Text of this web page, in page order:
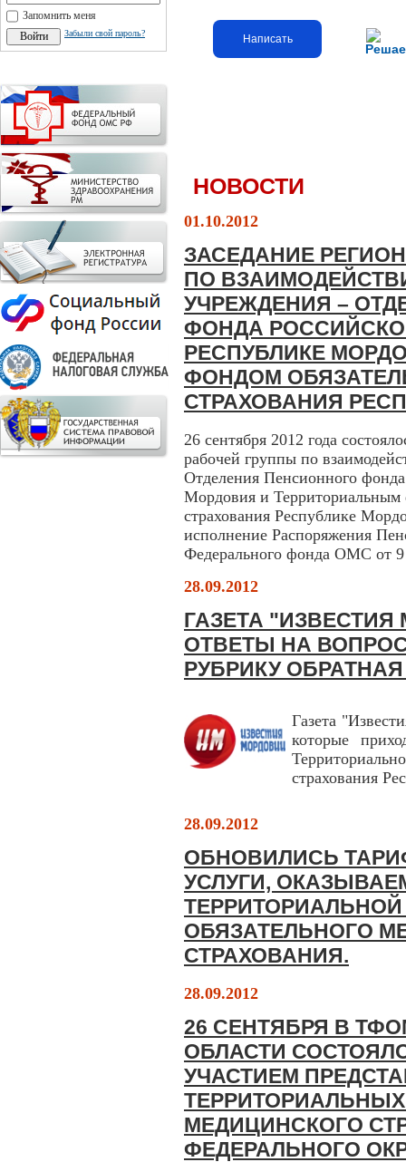
Запомнить меня
Забыли свой пароль? Написать
НОВОСТИ
01.10.2012
ЗАСЕДАНИЕ
ПО
УЧРЕЖДЕНИЯ –
ФОНДА
РЕСПУБЛИКЕ
ФОНДОМ
СТРАХОВАНИЯ
26 сентября 2012 года
рабочей группы по
Отделения Пенсионного
Мордовия и Территориальным
страхования Республике
исполнение Распоряжения
Федерального фонда ОМС от 9
28.09.2012
ГАЗЕТА
ОТВЕТЫ НА
РУБРИКУ
Газета
которые
страхования
28.09.2012
ОБНОВИЛИСЬ
УСЛУГИ,
ОБЯЗАТЕЛЬНОГО
СТРАХОВАНИЯ.
28.09.2012
26 СЕНТЯБРЯ В
ОБЛАСТИ
УЧАСТИЕМ
МЕДИЦИНСКОГО
ФЕДЕРАЛЬНОГО